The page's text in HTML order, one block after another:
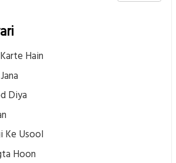
Hain
Diya
Ke Usool
Hoon